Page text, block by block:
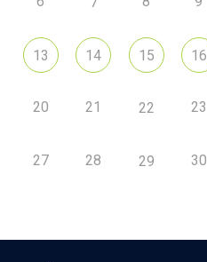
13 14 15 16
20 21 22 23
27 28 29 30